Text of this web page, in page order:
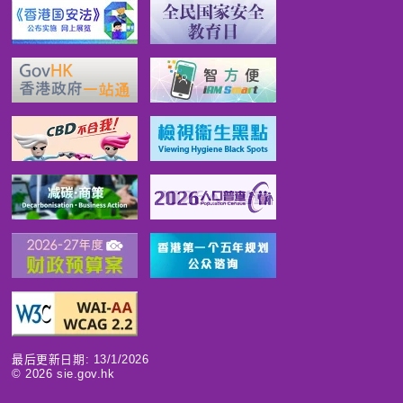
最后更新日期: 13/1/2026
© 2026 sie.gov.hk